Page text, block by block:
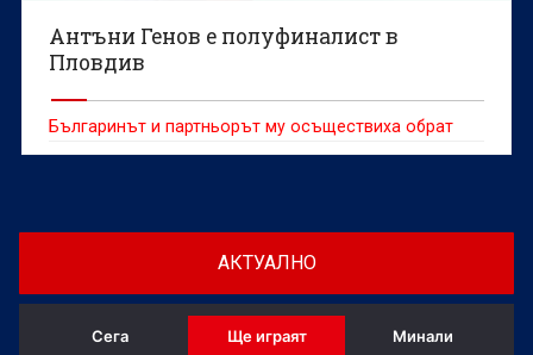
Антъни Генов е полуфиналист в
Пловдив
Българинът и партньорът му осъществиха обрат
АКТУАЛНО
Сега Ще играят Минали